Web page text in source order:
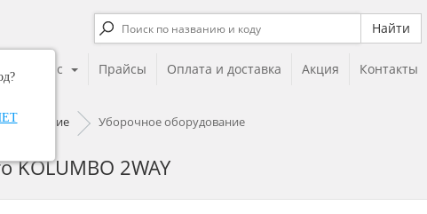
О нас Прайсы Оплата и доставка Акция Контакты
Уборочное оборудование
KOLUMBO 2WAY